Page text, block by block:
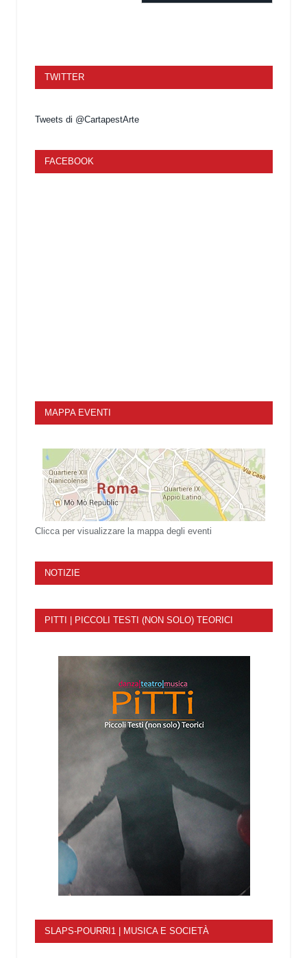
TWITTER
Tweets di @CartapestArte
FACEBOOK
MAPPA EVENTI
Clicca per visualizzare la mappa degli eventi
NOTIZIE
PITTI | PICCOLI TESTI (NON SOLO) TEORICI
SLAPS-POURRI1 | MUSICA E SOCIETÀ